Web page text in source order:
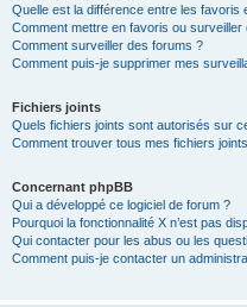
Quelle est la différence entre les favoris
Comment mettre en favoris ou surveiller
Comment surveiller des forums ?
Comment puis-je supprimer mes
Fichiers joints
Quels fichiers joints sont autorisés sur
Comment trouver tous mes fichiers
Concernant phpBB
Qui a développé ce logiciel de forum ?
Pourquoi la fonctionnalité X n’est pas
Qui contacter pour les abus ou les
Comment puis-je contacter un